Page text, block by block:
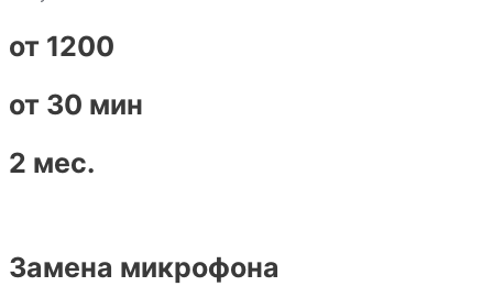
от 1200
от 30 мин
2 мес.
Замена микрофона